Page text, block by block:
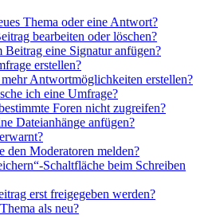
Thema oder eine Antwort?
bearbeiten oder löschen?
Beitrag eine Signatur anfügen?
erstellen?
Antwortmöglichkeiten erstellen?
ich eine Umfrage?
Foren nicht zugreifen?
Dateianhänge anfügen?
den Moderatoren melden?
Schaltfläche beim Schreiben
erst freigegeben werden?
als neu?